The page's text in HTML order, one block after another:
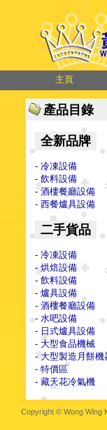
主頁
產品目錄
全新品牌
- 冷凍設備
- 飲料設備
- 酒樓餐廳設備
- 西餐爐具設備
二手貨品
- 冷凍設備
- 烘焙設備
- 飲料設備
- 爐具設備
- 酒樓餐廳設備
- 水吧設備
- 日式爐具設備
- 大型食品機械
- 大型製造月餅機
- 特價區
- 藏天花冷氣機
Copyright © Wong Wing